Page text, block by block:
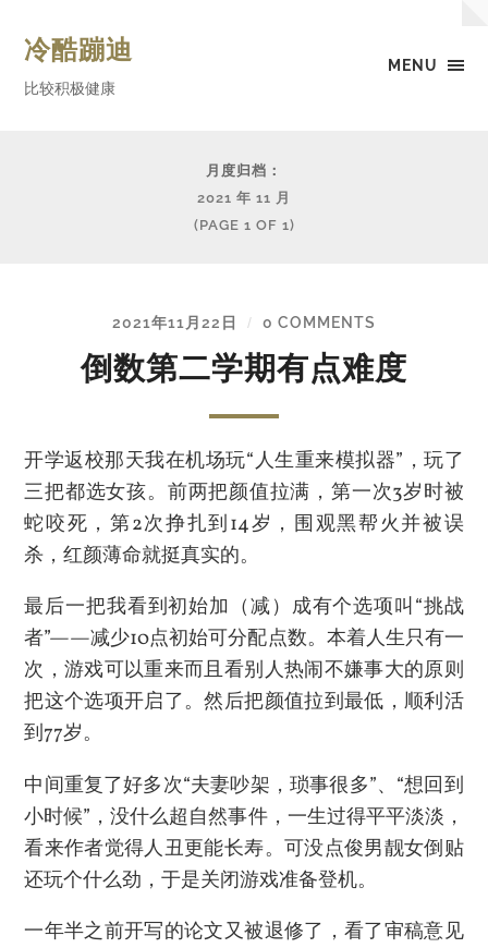
MENU
冷酷蹦迪
比较积极健康
月度归档：
2021 年 11 月
(PAGE 1 OF 1)
2021年11月22日 / 0 COMMENTS
倒数第二学期有点难度
开学返校那天我在机场玩“人生重来模拟器”，玩了
三把都选女孩。前两把颜值拉满，第一次3岁时被
蛇咬死，第2次挣扎到14岁，围观黑帮火并被误
杀，红颜薄命就挺真实的。
最后一把我看到初始加（减）成有个选项叫“挑战
者”——减少10点初始可分配点数。本着人生只有一
次，游戏可以重来而且看别人热闹不嫌事大的原则
把这个选项开启了。然后把颜值拉到最低，顺利活
到77岁。
中间重复了好多次“夫妻吵架，琐事很多”、“想回到
小时候”，没什么超自然事件，一生过得平平淡淡，
看来作者觉得人丑更能长寿。可没点俊男靓女倒贴
还玩个什么劲，于是关闭游戏准备登机。
一年半之前开写的论文又被退修了，看了审稿意见